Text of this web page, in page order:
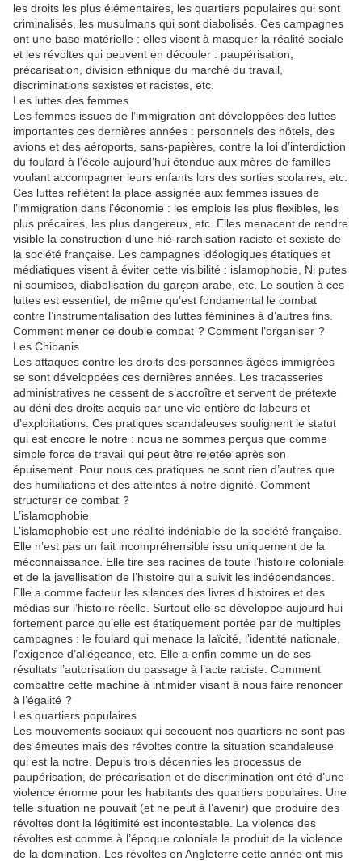
les droits les plus élémentaires, les quartiers populaires qui sont
criminalisés, les musulmans qui sont diabolisés. Ces campagnes
ont une base matérielle : elles visent à masquer la réalité sociale
et les révoltes qui peuvent en découler : paupérisation,
précarisation, division ethnique du marché du travail,
discriminations sexistes et racistes, etc.
Les luttes des femmes
Les femmes issues de l’immigration ont développées des luttes
importantes ces dernières années : personnels des hôtels, des
avions et des aéroports, sans-papières, contre la loi d’interdiction
du foulard à l’école aujourd’hui étendue aux mères de familles
voulant accompagner leurs enfants lors des sorties scolaires, etc.
Ces luttes reflètent la place assignée aux femmes issues de
l’immigration dans l’économie : les emplois les plus flexibles les
plus précaires, les plus dangereux, etc. Elles menacent de rendre
visible la construction d’une hié-rarchisation raciste et sexiste de
la société française. Les campagnes idéologiques étatiques et
médiatiques visent à éviter cette visibilité : islamophobie, Ni putes
ni soumises, diabolisation du garçon arabe, etc. Le soutien à ces
luttes est essentiel, de même qu’est fondamental le combat
contre l’instrumentalisation des luttes féminines à d’autres fins.
Comment mener ce double combat ? Comment l’organiser ?
Les Chibanis
Les attaques contre les droits des personnes âgées immigrées
se sont développées ces dernières années. Les tracasseries
administratives ne cessent de s’accroître et servent de prétexte
au déni des droits acquis par une vie entière de labeurs et
d’exploitations. Ces pratiques scandaleuses soulignent le statut
qui est encore le notre : nous ne sommes perçus que comme
simple force de travail qui peut être rejetée après son
épuisement. Pour nous ces pratiques ne sont rien d’autres que
des humiliations et des atteintes à notre dignité. Comment
structurer ce combat ?
L’islamophobie
L’islamophobie est une réalité indéniable de la société française.
Elle n’est pas un fait incompréhensible issu uniquement de la
méconnaissance. Elle tire ses racines de toute l’histoire coloniale
et de la javellisation de l’histoire qui a suivit les indépendances.
Elle a comme facteur les silences des livres d’histoires et des
médias sur l’histoire réelle. Surtout elle se développe aujourd’hui
fortement parce qu’elle est étatiquement portée par de multiples
campagnes : le foulard qui menace la laïcité, l’identité nationale,
l’exigence d’allégeance, etc. Elle a enfin comme un de ses
résultats l’autorisation du passage à l’acte raciste. Comment
combattre cette machine à intimider visant à nous faire renoncer
à l’égalité ?
Les quartiers populaires
Les mouvements sociaux qui secouent nos quartiers ne sont pas
des émeutes mais des révoltes contre la situation scandaleuse
qui est la notre. Depuis trois décennies les processus de
paupérisation, de précarisation et de discrimination ont été d’une
violence énorme pour les habitants des quartiers populaires. Une
telle situation ne pouvait (et ne peut à l’avenir) que produire des
révoltes dont la légitimité est incontestable. La violence des
révoltes est comme à l’époque coloniale le produit de la violence
de la domination. Les révoltes en Angleterre cette année ont mis